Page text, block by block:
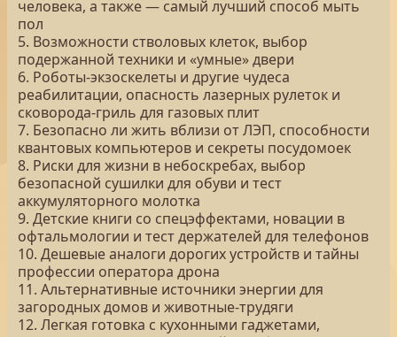
человека, а также — самый лучший способ мыть
пол
5. Возможности стволовых клеток, выбор
подержанной техники и «умные» двери
6. Роботы-экзоскелеты и другие чудеса
реабилитации, опасность лазерных рулеток и
сковорода-гриль для газовых плит
7. Безопасно ли жить вблизи от ЛЭП, способности
квантовых компьютеров и секреты посудомоек
8. Риски для жизни в небоскребах, выбор
безопасной сушилки для обуви и тест
аккумуляторного молотка
9. Детские книги со спецэффектами, новации в
офтальмологии и тест держателей для телефонов
10. Дешевые аналоги дорогих устройств и тайны
профессии оператора дрона
11. Альтернативные источники энергии для
загородных домов и животные-трудяги
12. Легкая готовка с кухонными гаджетами,